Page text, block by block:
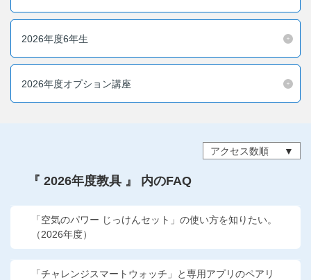
こどもちゃれんじ
進研ゼミ 中学講座 中高一貫
進研ゼミ小学講座のご紹介はこちら
2026年度6年生
2026年度オプション講座
アクセス数順
『 2026年度教具 』 内のFAQ
「空気のパワー じっけんセット」の使い方を知りたい。
（2026年度）
「チャレンジスマートウォッチ」と専用アプリのペアリ